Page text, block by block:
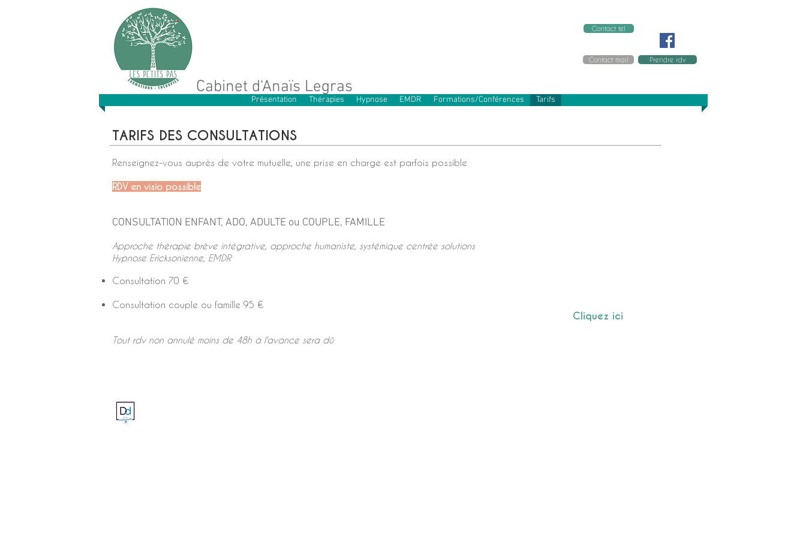
Contact tel
Contact mail Prendre rdv
Présentation Thérapies Hypnose EMDR Formations/Conférences Tarifs
Cabinet d'Anaïs Legras
TARIFS DES CONSULTATIONS
Renseignez-vous auprès de votre mutuelle, une prise en charge est parfois possible
RDV en visio possible
CONSULTATION ENFANT, ADO, ADULTE ou COUPLE, FAMILLE
Approche thérapie brève intégrative, approche humaniste, systémique centrée solutions
Hypnose Ericksonienne, EMDR
Consultation 70 €
Consultation couple ou famille 95 €
Tout rdv non annulé moins de 48h à l'avance sera dû
Cliquez ici